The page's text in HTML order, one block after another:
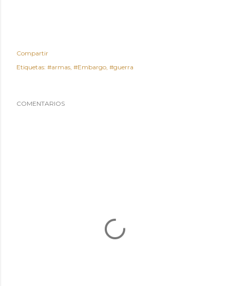
Compartir
Etiquetas: #armas #Embargo #guerra
COMENTARIOS